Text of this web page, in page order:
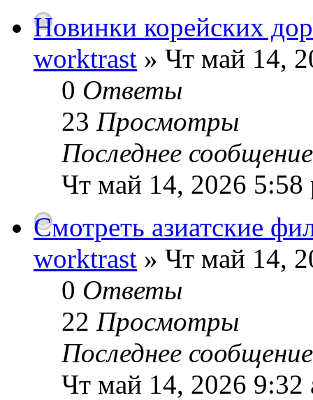
Новинки корейских
worktrast » Чт май 14,
0 Ответы
23 Просмотры
Последнее
Чт май 14, 2026 5:58
Смотреть азиатские
worktrast » Чт май 14,
0 Ответы
22 Просмотры
Последнее
Чт май 14, 2026 9:32